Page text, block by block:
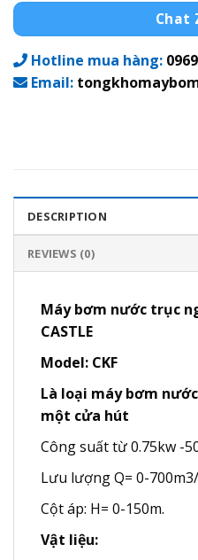
Chat
Hotline mua hàng:
Email:
DESCRIPTION
REVIEWS (0)
Máy bơm nước trục
CASTLE
Model: CKF
Là loại máy bơm
một cửa hút
Công suất từ 0.75kw -
Lưu lượng Q= 0-
Cột áp: H= 0-150m.
Vật liệu: